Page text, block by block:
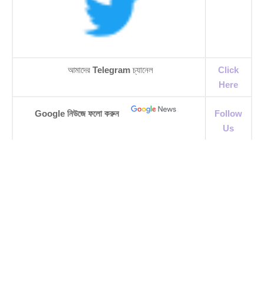
আমাদের Telegramচ্যানেল
Click
Here
Google নিউজে ফলো করুন
Follow
Us